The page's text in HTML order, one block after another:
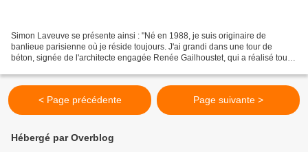
Simon Laveuve se présente ainsi : "Né en 1988, je suis originaire de
banlieue parisienne où je réside toujours. J'ai grandi dans une tour de
béton, signée de l'architecte engagée Renée Gailhoustet, qui a réalisé tous
< Page précédente Page suivante >
Hébergé par Overblog